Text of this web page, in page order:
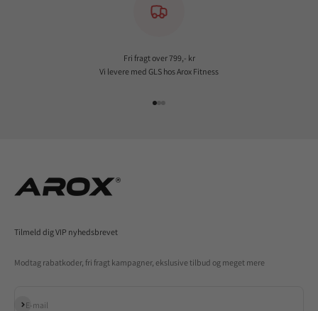
Fri fragt over 799,- kr
Vi levere med GLS hos Arox Fitness
Tilmeld dig VIP nyhedsbrevet
Modtag rabatkoder, fri fragt kampagner, ekslusive tilbud og meget mere
E-mail
Abonnér